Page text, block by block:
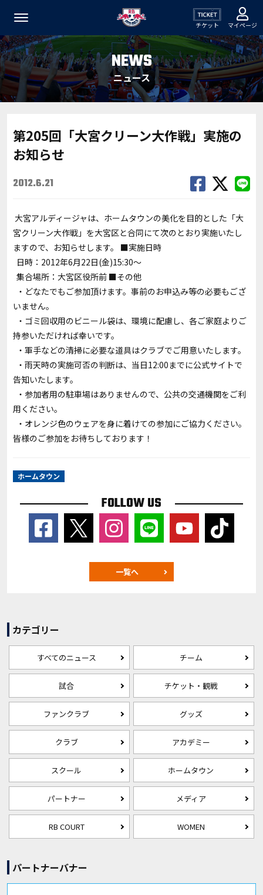
チケット マイページ
NEWS
ニュース
第205回「大宮クリーン大作戦」実施の
お知らせ
2012.6.21
大宮アルディージャは、ホームタウンの美化を目的とした「大
宮クリーン大作戦」を大宮区と合同にて次のとおり実施いたし
ますので、お知らせします。 ■実施日時
日時：2012年6月22日(金)15:30～
集合場所：大宮区役所前 ■その他
・どなたでもご参加頂けます。事前のお申込み等の必要もござ
いません。
・ゴミ回収用のビニール袋は、環境に配慮し、各ご家庭よりご
持参いただければ幸いです。
・軍手などの清掃に必要な道具はクラブでご用意いたします。
・雨天時の実施可否の判断は、当日12:00までに公式サイトで
告知いたします。
・参加者用の駐車場はありませんので、公共の交通機関をご利
用ください。
・オレンジ色のウェアを身に着けての参加にご協力ください。
皆様のご参加をお待ちしております！
ホームタウン
FOLLOW US
一覧へ
カテゴリー
すべてのニュース チーム
試合 チケット・観戦
ファンクラブ グッズ
クラブ アカデミー
スクール ホームタウン
パートナー メディア
RB COURT WOMEN
パートナーバナー